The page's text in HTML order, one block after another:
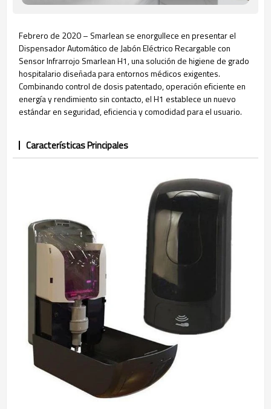
Febrero de 2020 – Smarlean se enorgullece en presentar el
Dispensador Automático de Jabón Eléctrico Recargable con
Sensor Infrarrojo Smarlean H1, una solución de higiene de grado
hospitalario diseñada para entornos médicos exigentes.
Combinando control de dosis patentado, operación eficiente en
energía y rendimiento sin contacto, el H1 establece un nuevo
estándar en seguridad, eficiencia y comodidad para el usuario.
Características Principales